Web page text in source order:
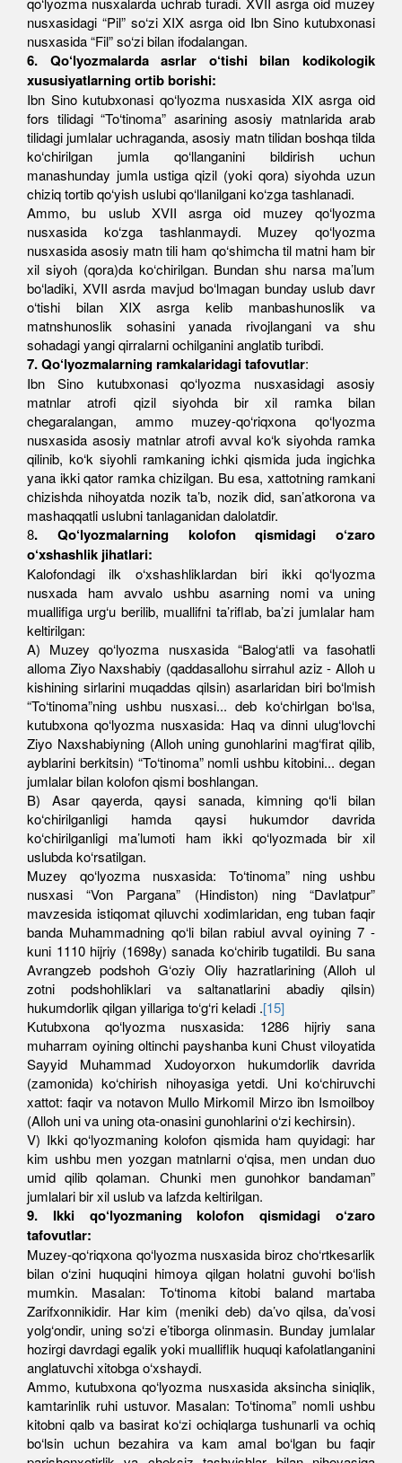
nusxasidagi “Pil” so‘zi XIX asrga oid Ibn Sino kutubxonasi
nusxasida “Fil” so‘zi bilan ifodalangan.
6. Qo‘lyozmalarda asrlar o‘tishi bilan kodikologik
xususiyatlarning ortib borishi:
Ibn Sino kutubxonasi qo‘lyozma nusxasida XIX asrga oid
fors tilidagi “To‘tinoma” asarining asosiy matnlarida arab
tilidagi jumlalar uchraganda, asosiy matn tilidan boshqa tilda
ko‘chirilgan jumla qo‘llanganini bildirish uchun
manashunday jumla ustiga qizil (yoki qora) siyohda uzun
chiziq tortib qo‘yish uslubi qo‘llanilgani ko‘zga tashlanadi.
Ammo, bu uslub XVII asrga oid muzey qo‘lyozma
nusxasida ko‘zga tashlanmaydi. Muzey qo‘lyozma
nusxasida asosiy matn tili ham qo‘shimcha til matni ham bir
xil siyoh (qora)da ko‘chirilgan. Bundan shu narsa ma’lum
bo‘ladiki, XVII asrda mavjud bo‘lmagan bunday uslub davr
o‘tishi bilan XIX asrga kelib manbashunoslik va
matnshunoslik sohasini yanada rivojlangani va shu
sohadagi yangi qirralarni ochilganini anglatib turibdi.
7. Qo‘lyozmalarning ramkalaridagi tafovutlar:
Ibn Sino kutubxonasi qo‘lyozma nusxasidagi asosiy
matnlar atrofi qizil siyohda bir xil ramka bilan
chegaralangan, ammo muzey-qo‘riqxona qo‘lyozma
nusxasida asosiy matnlar atrofi avval ko‘k siyohda ramka
qilinib, ko‘k siyohli ramkaning ichki qismida juda ingichka
yana ikki qator ramka chizilgan. Bu esa, xattotning ramkani
chizishda nihoyatda nozik ta’b, nozik did, san’atkorona va
mashaqqatli uslubni tanlaganidan dalolatdir.
8. Qo‘lyozmalarning kolofon qismidagi o‘zaro
o‘xshashlik jihatlari:
Kalofondagi ilk o‘xshashliklardan biri ikki qo‘lyozma
nusxada ham avvalo ushbu asarning nomi va uning
muallifiga urg‘u berilib, muallifni ta’riflab, ba’zi jumlalar ham
keltirilgan:
A) Muzey qo‘lyozma nusxasida “Balog‘atli va fasohatli
alloma Ziyo Naxshabiy (qaddasallohu sirrahul aziz - Alloh u
kishining sirlarini muqaddas qilsin) asarlaridan biri bo‘lmish
“To‘tinoma”ning ushbu nusxasi... deb ko‘chirlgan bo‘lsa,
kutubxona qo‘lyozma nusxasida: Haq va dinni ulug‘lovchi
Ziyo Naxshabiyning (Alloh uning gunohlarini mag‘firat qilib,
ayblarini berkitsin) “To‘tinoma” nomli ushbu kitobini... degan
jumlalar bilan kolofon qismi boshlangan.
B) Asar qayerda, qaysi sanada, kimning qo‘li bilan
ko‘chirilganligi hamda qaysi hukumdor davrida
ko‘chirilganligi ma’lumoti ham ikki qo‘lyozmada bir xil
uslubda ko‘rsatilgan.
Muzey qo‘lyozma nusxasida: To‘tinoma” ning ushbu
nusxasi “Von Pargana” (Hindiston) ning “Davlatpur”
mavzesida istiqomat qiluvchi xodimlaridan, eng tuban faqir
banda Muhammadning qo‘li bilan rabiul avval oyining 7 -
kuni 1110 hijriy (1698y) sanada ko‘chirib tugatildi. Bu sana
Avrangzeb podshoh G‘oziy Oliy hazratlarining (Alloh ul
zotni podshohliklari va saltanatlarini abadiy qilsin)
hukumdorlik qilgan yillariga to‘g‘ri keladi .[15]
Kutubxona qo‘lyozma nusxasida: 1286 hijriy sana
muharram oyining oltinchi payshanba kuni Chust viloyatida
Sayyid Muhammad Xudoyorxon hukumdorlik davrida
(zamonida) ko‘chirish nihoyasiga yetdi. Uni ko‘chiruvchi
xattot: faqir va notavon Mullo Mirkomil Mirzo ibn Ismoilboy
(Alloh uni va uning ota-onasini gunohlarini o‘zi kechirsin).
V) Ikki qo‘lyozmaning kolofon qismida ham quyidagi: har
kim ushbu men yozgan matnlarni o‘qisa, men undan duo
umid qilib qolaman. Chunki men gunohkor bandaman”
jumlalari bir xil uslub va lafzda keltirilgan.
9. Ikki qo‘lyozmaning kolofon qismidagi o‘zaro
tafovutlar:
Muzey-qo‘riqxona qo‘lyozma nusxasida biroz cho‘rtkesarlik
bilan o‘zini huquqini himoya qilgan holatni guvohi bo‘lish
mumkin. Masalan: To‘tinoma kitobi baland martaba
Zarifxonnikidir. Har kim (meniki deb) da’vo qilsa, da’vosi
yolg‘ondir, uning so‘zi e’tiborga olinmasin. Bunday jumlalar
hozirgi davrdagi egalik yoki mualliflik huquqi kafolatlanganini
anglatuvchi xitobga o‘xshaydi.
Ammo, kutubxona qo‘lyozma nusxasida aksincha siniqlik,
kamtarinlik ruhi ustuvor. Masalan: To‘tinoma” nomli ushbu
kitobni qalb va basirat ko‘zi ochiqlarga tushunarli va ochiq
bo‘lsin uchun bezahira va kam amal bo‘lgan bu faqir